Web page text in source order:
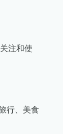
注和使
行、美食